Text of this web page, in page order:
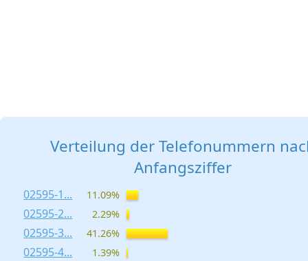
Verteilung der Telefonummern
Anfangsziffer
02595-1... 11.09%
02595-2... 2.29%
02595-3... 41.26%
02595-4... 1.39%